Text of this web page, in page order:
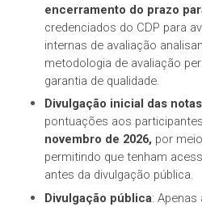
encerramento do prazo
credenciados do CDP para
internas de avaliação
metodologia de avaliação
garantia de qualidade.
Divulgação inicial das notas
pontuações aos
novembro de 2026, por
permitindo que tenham
antes da divulgação pública.
Divulgação pública: